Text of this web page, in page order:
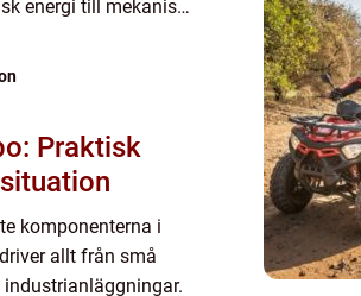
energi till mekanisk
Praktisk
komponenterna i
allt från små